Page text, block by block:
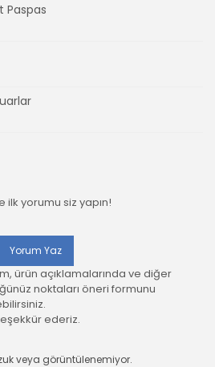
Paspas
ilk yorumu siz yapın!
Yorum Yaz
ürün açıklamalarında ve diğer
noktaları öneri formunu
ederiz.
veya görüntülenemiyor.